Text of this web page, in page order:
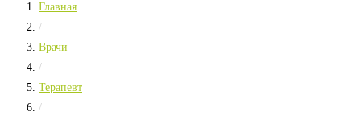
Главная
/
Врачи
/
Терапевт
/